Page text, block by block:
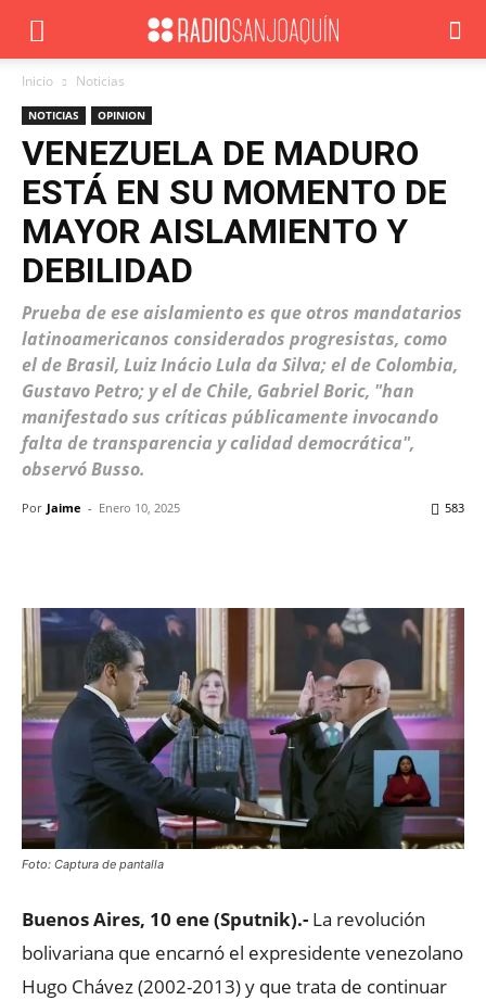
Inicio Noticias
NOTICIAS OPINION
VENEZUELA DE MADURO
ESTÁ EN SU MOMENTO DE
MAYOR AISLAMIENTO Y
DEBILIDAD
Prueba de ese aislamiento es que otros mandatarios
latinoamericanos considerados progresistas, como
el de Brasil, Luiz Inácio Lula da Silva; el de Colombia,
Gustavo Petro; y el de Chile, Gabriel Boric, "han
manifestado sus críticas públicamente invocando
falta de transparencia y calidad democrática",
observó Busso.
Por Jaime - Enero 10, 2025 583
Foto: Captura de pantalla
Buenos Aires, 10 ene (Sputnik).- La revolución
bolivariana que encarnó el expresidente venezolano
Hugo Chávez (2002-2013) y que trata de continuar